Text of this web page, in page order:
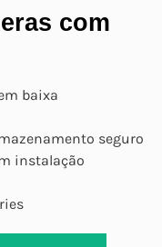
com
baixa
seguro
instalação